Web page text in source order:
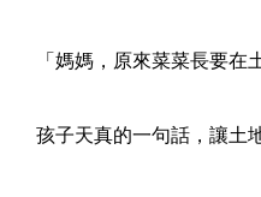
「媽媽，原來菜菜長要在
孩子天真的一句話，讓土